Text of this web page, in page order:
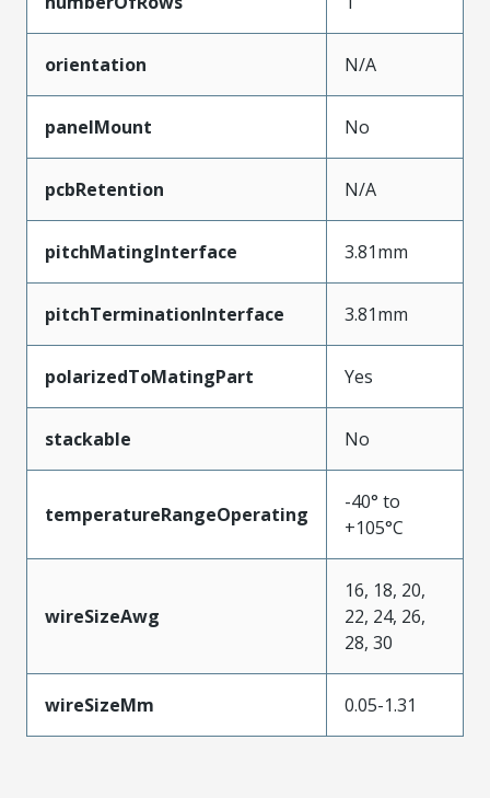
orientation N/A
panelMount No
pcbRetention N/A
pitchMatingInterface 3.81mm
pitchTerminationInterface 3.81mm
polarizedToMatingPart Yes
stackable No
temperatureRangeOperating
-40° to
+105°C
wireSizeAwg
16, 18, 20,
22, 24, 26,
28, 30
wireSizeMm 0.05-1.31